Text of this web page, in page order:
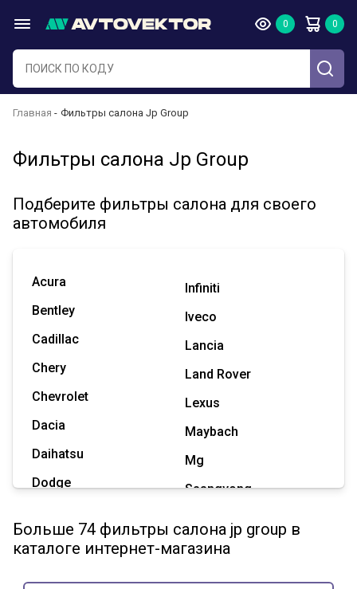
Главная Фильтры салона Jp Group
Фильтры салона Jp Group
Подберите фильтры салона для своего
автомобиля
Acura
Bentley
Cadillac
Chery
Chevrolet
Dacia
Daihatsu
Dodge
Great Wall
Infiniti
Iveco
Lancia
Land Rover
Lexus
Maybach
Mg
Ssangyong
Tesla
Больше 74 фильтры салона jp group в
каталоге интернет-магазина